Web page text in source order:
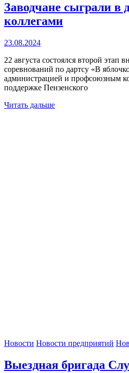
Заводчане сыграли в
коллегами
23.08.2024
22 августа состоялся второй этап
соревнований по дартсу «В
администрацией и профсоюзным
поддержке Пензенского
Читать дальше
Новости Новости предприятий
Выездная бригада